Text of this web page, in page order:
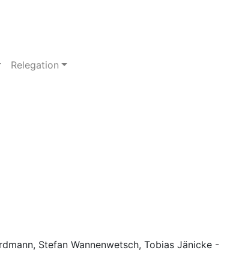
Relegation
Stefan Wannenwetsch, Tobias Jänicke -